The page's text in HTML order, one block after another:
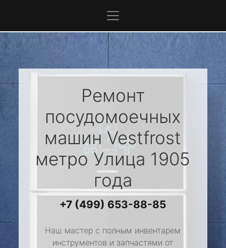
Ремонт
посудомоечных
машин Vestfrost
метро Улица 1905
года
+7 (499) 653-88-85
Наш мастер с полным инвентарем
инструментов и запчастями от